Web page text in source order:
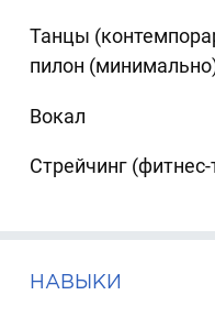
Танцы
пилон
Вокал
Стрейчинг
НАВЫКИ